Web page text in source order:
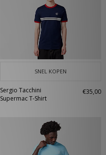
SNEL KOPEN
Sergio Tacchini
Supermac T-Shirt
€35,00